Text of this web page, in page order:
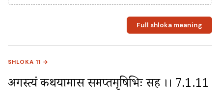
Full shloka meaning
SHLOKA 11 →
अगस्त्यं कथयामास सम्प्राप्तमृषिभिः सह ।। 7.1.11